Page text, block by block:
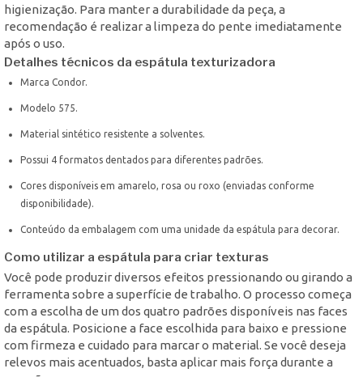
higienização. Para manter a durabilidade da peça, a
recomendação é realizar a limpeza do pente imediatamente
após o uso.
Detalhes técnicos da espátula texturizadora
Marca Condor.
Modelo 575.
Material sintético resistente a solventes.
Possui 4 formatos dentados para diferentes padrões.
Cores disponíveis em amarelo, rosa ou roxo (enviadas conforme
disponibilidade).
Conteúdo da embalagem com uma unidade da espátula para decorar.
Como utilizar a espátula para criar texturas
Você pode produzir diversos efeitos pressionando ou girando a
ferramenta sobre a superfície de trabalho. O processo começa
com a escolha de um dos quatro padrões disponíveis nas faces
da espátula. Posicione a face escolhida para baixo e pressione
com firmeza e cuidado para marcar o material. Se você deseja
relevos mais acentuados, basta aplicar mais força durante a